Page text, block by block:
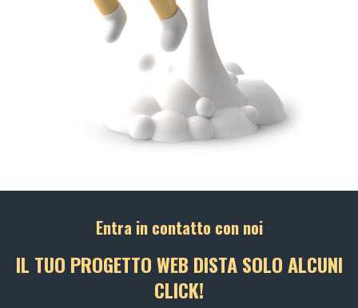
Entra in contatto con noi
IL TUO PROGETTO WEB DISTA SOLO ALCUNI
CLICK!